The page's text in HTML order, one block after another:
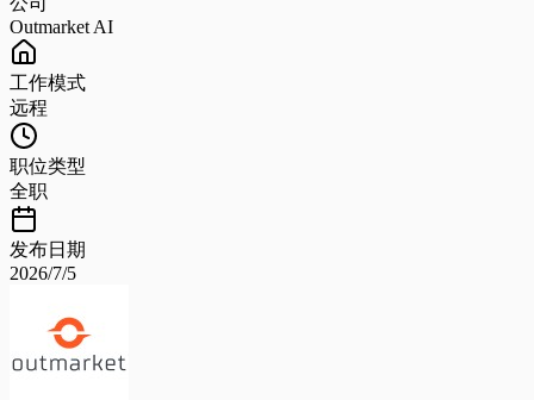
Outmarket AI
工作模式
远程
职位类型
全职
发布日期
2026/7/5